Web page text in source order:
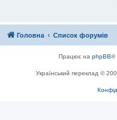
Головна Список форумів
Працює на phpBB®
Український переклад ©